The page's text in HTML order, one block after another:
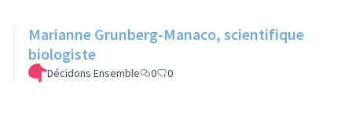
Marianne Grunberg-Manaco, scientifique
biologiste
Décidons Ensemble 0 0